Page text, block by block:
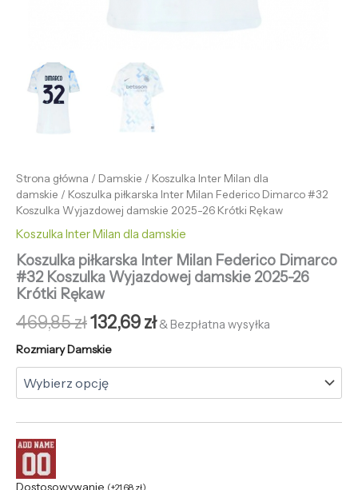
Strona główna / Damskie / Koszulka Inter Milan dla
damskie / Koszulka piłkarska Inter Milan Federico Dimarco #32
Koszulka Wyjazdowej damskie 2025-26 Krótki Rękaw
Koszulka Inter Milan dla damskie
Koszulka piłkarska Inter Milan Federico Dimarco
#32 Koszulka Wyjazdowej damskie 2025-26
Krótki Rękaw
469,85zł132,69zł & Bezpłatna wysyłka
Rozmiary Damskie
Dostosowywanie (+21,68 zł)